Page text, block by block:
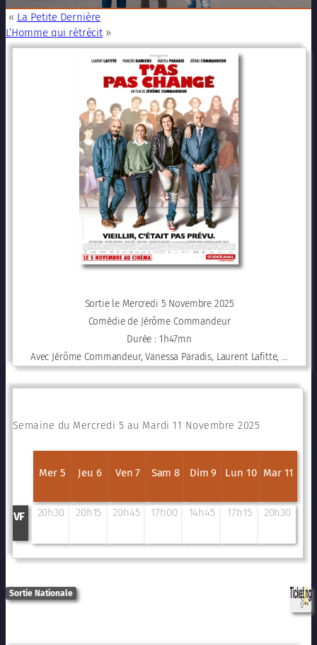
« La Petite Dernière
L’Homme qui rétrécit»
Sortie le Mercredi 5 Novembre 2025
Comédie de Jérôme Commandeur
Durée : 1h47mn
Avec Jérôme Commandeur, Vanessa Paradis, Laurent Lafitte, …
Semaine du Mercredi 5 au Mardi 11 Novembre 2025
Mer 5 Jeu 6 Ven 7 Sam 8 Dim 9 Lun 10 Mar 11
VF 20h30 20h15 20h45 17h00 14h45 17h15 20h30
Sortie Nationale